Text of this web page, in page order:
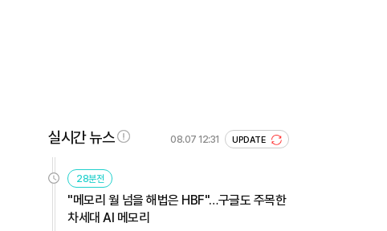
실시간 뉴스 08.07 12:31 UPDATE
28분전
"메모리 월 넘을 해법은 HBF"…구글도 주목한
차세대 AI 메모리